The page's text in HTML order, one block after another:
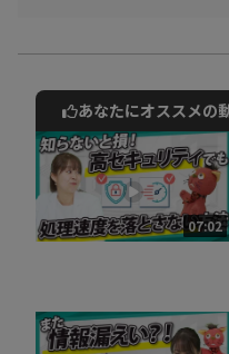
動画でご紹介し
お気軽にご相談
30秒で
相談を
あなたにオススメの
07:02